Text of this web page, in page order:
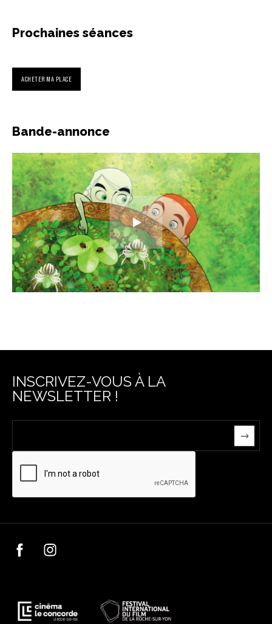
Prochaines séances
ACHETER MA PLACE
Bande-annonce
INSCRIVEZ-VOUS À LA
NEWSLETTER !